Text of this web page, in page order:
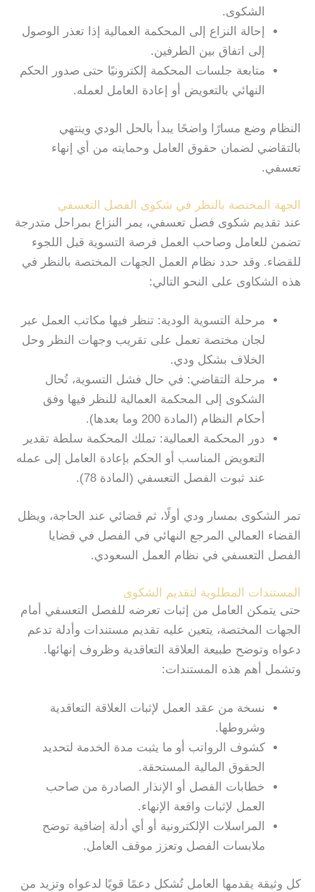
الشكوى.
إحالة النزاع إلى المحكمة العمالية إذا تعذر الوصول
إلى اتفاق بين الطرفين.
متابعة جلسات المحكمة إلكترونيًا حتى صدور الحكم
النهائي بالتعويض أو إعادة العامل لعمله.
النظام وضع مسارًا واضحًا يبدأ بالحل الودي وينتهي
بالتقاضي لضمان حقوق العامل وحمايته من أي إنهاء
تعسفي.
الجهة المختصة بالنظر في شكوى الفصل التعسفي
عند تقديم شكوى فصل تعسفي، يمر النزاع بمراحل متدرجة
تضمن للعامل وصاحب العمل فرصة التسوية قبل اللجوء
للقضاء. وقد حدد نظام العمل الجهات المختصة بالنظر في
هذه الشكاوى على النحو التالي:
مرحلة التسوية الودية: تنظر فيها مكاتب العمل عبر
لجان مختصة تعمل على تقريب وجهات النظر وحل
الخلاف بشكل ودي.
مرحلة التقاضي: في حال فشل التسوية، تُحال
الشكوى إلى المحكمة العمالية للنظر فيها وفق
أحكام النظام (المادة 200 وما بعدها).
دور المحكمة العمالية: تملك المحكمة سلطة تقدير
التعويض المناسب أو الحكم بإعادة العامل إلى عمله
عند ثبوت الفصل التعسفي (المادة 78).
تمر الشكوى بمسار ودي أولًا، ثم قضائي عند الحاجة، ويظل
القضاء العمالي المرجع النهائي في الفصل في قضايا
الفصل التعسفي في نظام العمل السعودي.
المستندات المطلوبة لتقديم الشكوى
حتى يتمكن العامل من إثبات تعرضه للفصل التعسفي أمام
الجهات المختصة، يتعين عليه تقديم مستندات وأدلة تدعم
دعواه وتوضح طبيعة العلاقة التعاقدية وظروف إنهائها.
وتشمل أهم هذه المستندات:
نسخة من عقد العمل لإثبات العلاقة التعاقدية
وشروطها.
كشوف الرواتب أو ما يثبت مدة الخدمة لتحديد
الحقوق المالية المستحقة.
خطابات الفصل أو الإنذار الصادرة من صاحب
العمل لإثبات واقعة الإنهاء.
المراسلات الإلكترونية أو أي أدلة إضافية توضح
ملابسات الفصل وتعزز موقف العامل.
كل وثيقة يقدمها العامل تُشكل دعمًا قويًا لدعواه وتزيد من